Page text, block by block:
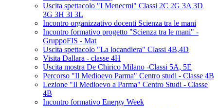
Uscita spettacolo "I Menecmi" Classi 2C 2G 3A 3D
3G 3H 3I 3L
Incontro organizzativo docenti Scienza tra le mani
Incontro formativo progetto "Scienza tra le mani" -
GruppoFIS - Mat
Uscita spettacolo "La locandiera" Classi 4B,4D
Visita Dallara - classe 4H
Uscita mostra De Chirico Milano -Classi 5A, 5E
Percorso "Il Medioevo Parma" Centro studi - Classe 4B
Lezione "Il Medioevo a Parma" Centro Studi - Classe
4B
Incontro formativo Energy Week